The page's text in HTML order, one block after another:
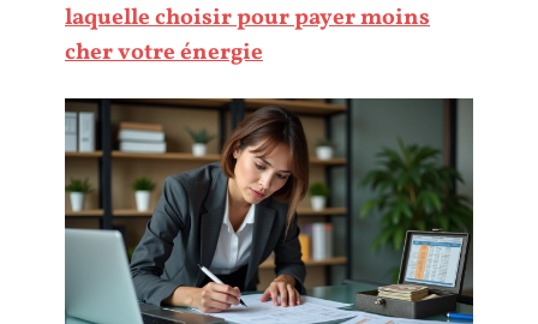
laquelle choisir pour payer moins
cher votre énergie